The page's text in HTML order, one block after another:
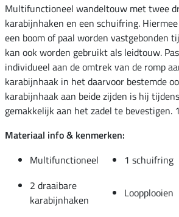
Multifunctioneel wandeltouw met twee
karabijnhaken en een schuifring.
een boom of paal worden vastgebonden
kan ook worden gebruikt als leidtouw.
individueel aan de omtrek van de romp
karabijnhaak in het daarvoor bestemde
karabijnhaak aan beide zijden is hij
gemakkelijk aan het zadel te bevestigen.
Materiaal info & kenmerken:
Multifunctioneel
1 schuifring
2 draaibare
karabijnhaken
Loopplooien